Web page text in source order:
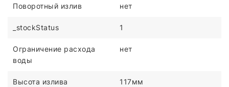
Поворотный излив нет
_stockStatus 1
Ограничение расхода
воды
нет
Высота излива 117мм